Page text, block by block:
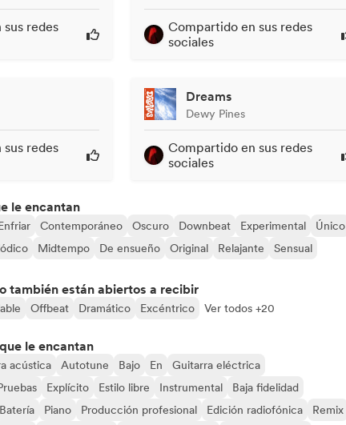
redes
Compartido en sus redes
sociales
redes
Dreams
Dewy Pines
Compartido en sus redes
sociales
le encantan
Contemporáneo Oscuro Downbeat Experimental
Único
Midtempo De ensueño Original Relajante
Sensual
también están abiertos a recibir
Offbeat Dramático Excéntrico Ver todos +20
le encantan
acústica Autotune Bajo En
Guitarra eléctrica
Explícito Estilo libre Instrumental
Baja fidelidad
Batería Piano Producción profesional Edición radiofónica
Remix